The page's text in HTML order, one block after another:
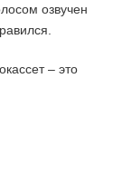
озвучен
– это